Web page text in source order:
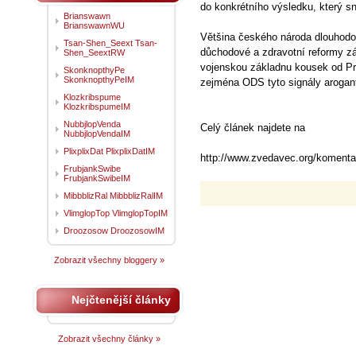
do konkrétního výsledku, který
Většina českého národa
důchodové a zdravotní reformy
vojenskou základnu kousek od
zejména ODS tyto signály
Celý článek najdete na
http://www.zvedavec.org/
Brianswawn
BrianswawnWU
Tsan-Shen_Seext Tsan-
Shen_SeextRW
SkonknopthyPe
SkonknopthyPeIM
Klozkribspume
KlozkribspumeIM
NubbjlopVenda
NubbjlopVendaIM
PlixplixDat PlixplixDatIM
FrubjankSwibe
FrubjankSwibeIM
MibbblizRal MibbblizRalIM
VlimglopTop VlimglopTopIM
Droozosow DroozosowIM
Zobrazit všechny bloggery »
Nejčtenější články
Zobrazit všechny články »